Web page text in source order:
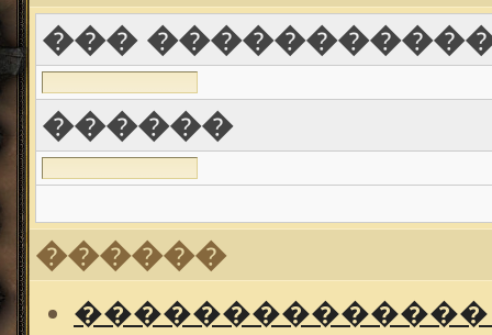
��� ������������
������
������